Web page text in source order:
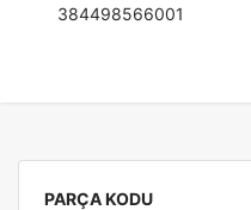
384498566001
PARÇA KODU